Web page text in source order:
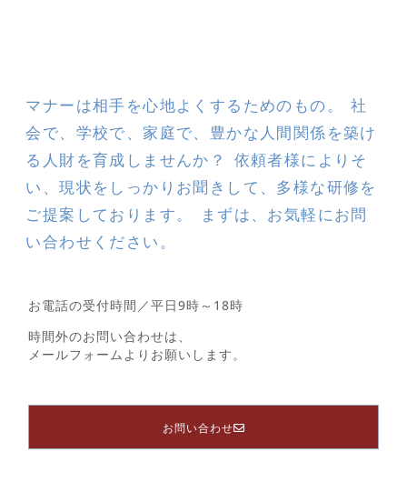
マナーは相手を心地よくするためのもの。 社
会で、学校で、家庭で、豊かな人間関係を築け
る人財を育成しませんか？ 依頼者様によりそ
い、現状をしっかりお聞きして、多様な研修を
ご提案しております。 まずは、お気軽にお問
い合わせください。
お電話の受付時間／平日9時～18時
時間外のお問い合わせは、
メールフォームよりお願いします。
お問い合わせ